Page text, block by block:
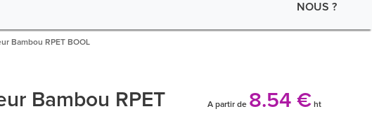
NOUS ?
Bambou RPET BOOL
Bambou RPET
A partir de 8.54 € ht